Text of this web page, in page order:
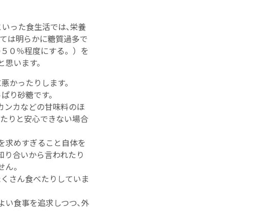
った食生活では､栄養
は明らかに糖質過多で
０％程度にする。）を
います。
かったりします。
り砂糖です。
ンカなどの甘味料のほ
りと安心できない場合
求めすぎること自体を
合いから言われたり
。
さん食べたりしていま
い食事を追求しつつ､外